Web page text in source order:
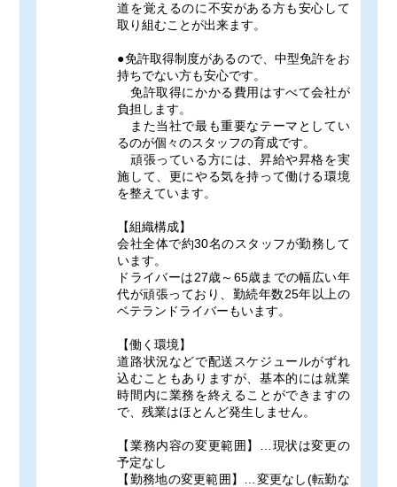
道を覚えるのに不安がある方も安心して
取り組むことが出来ます。
●免許取得制度があるので、中型免許をお
持ちでない方も安心です。
免許取得にかかる費用はすべて会社が
負担します。
また当社で最も重要なテーマとしてい
るのが個々のスタッフの育成です。
頑張っている方には、昇給や昇格を実
施して、更にやる気を持って働ける環境
を整えています。
【組織構成】
会社全体で約30名のスタッフが勤務して
います。
ドライバーは27歳～65歳までの幅広い年
代が頑張っており、勤続年数25年以上の
ベテランドライバーもいます。
【働く環境】
道路状況などで配送スケジュールがずれ
込むこともありますが、基本的には就業
時間内に業務を終えることができますの
で、残業はほとんど発生しません。
【業務内容の変更範囲】…現状は変更の
予定なし
【勤務地の変更範囲】…変更なし(転勤な